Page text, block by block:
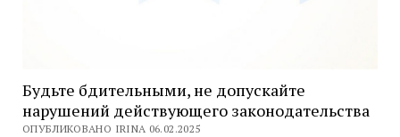
Будьте бдительными, не допускайте
нарушений действующего законодательства
ОПУБЛИКОВАНО IRINA 06.02.2025